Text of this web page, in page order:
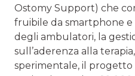
Ostomy Support) che
fruibile da smartphone e
degli ambulatori, la
sull’aderenza alla
sperimentale, il progetto